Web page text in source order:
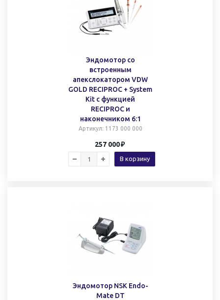
Эндомотор со
встроенным
апекслокатором VDW
GOLD RECIPROC + System
Kit c функцией
RECIPROC и
наконечником 6:1
Артикул: 1173 000 000
257 000
В корзину
Эндомотор NSK Endo-
Mate DT